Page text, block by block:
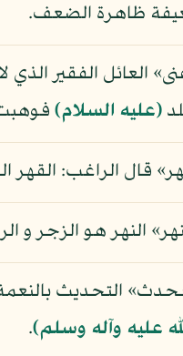
ظاهرة الضعف.
العائل الفقير الذي
(عليه السلام) فوهبت
قال الراغب:
النهر هو الزجر و
التحديث
عليه وآله وسلم).